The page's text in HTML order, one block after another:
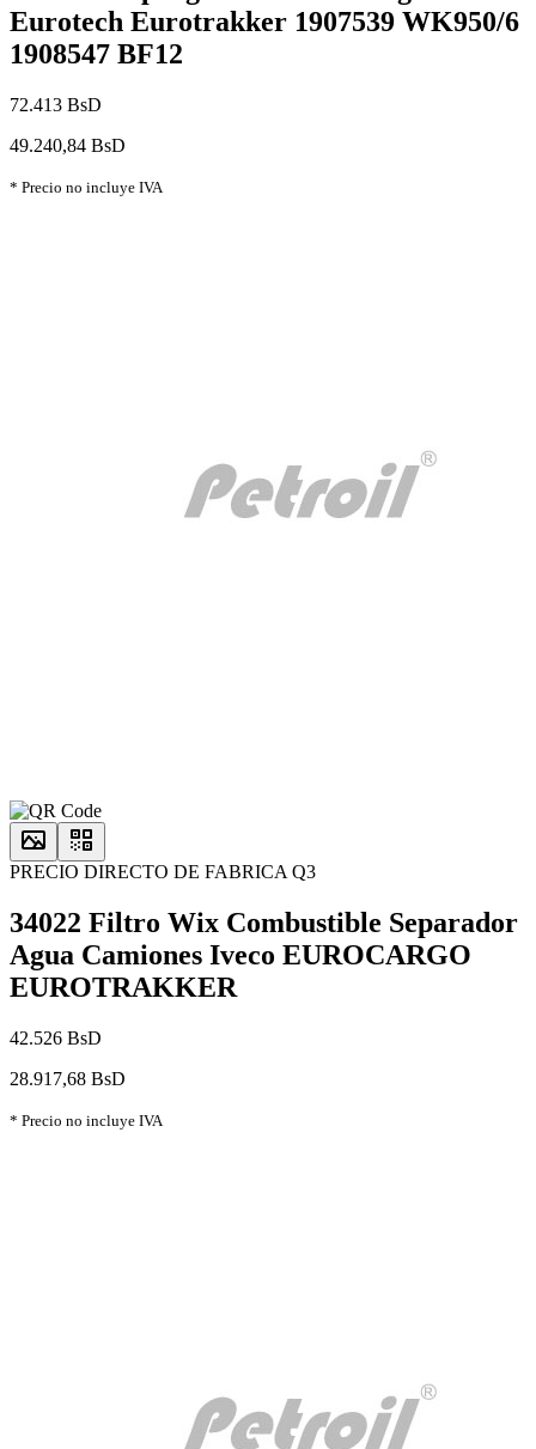
Eurotech Eurotrakker 1907539 WK950/6
1908547 BF12
72.413 BsD
49.240,84 BsD
* Precio no incluye IVA
PRECIO DIRECTO DE FABRICA Q3
34022 Filtro Wix Combustible Separador
Agua Camiones Iveco EUROCARGO
EUROTRAKKER
42.526 BsD
28.917,68 BsD
* Precio no incluye IVA